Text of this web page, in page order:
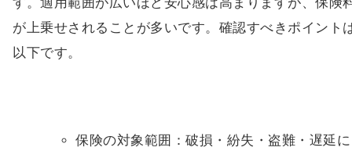
が上乗せされることが多いです。確認すべきポイント
以下です。
保険の対象範囲：破損・紛失・盗難・遅延